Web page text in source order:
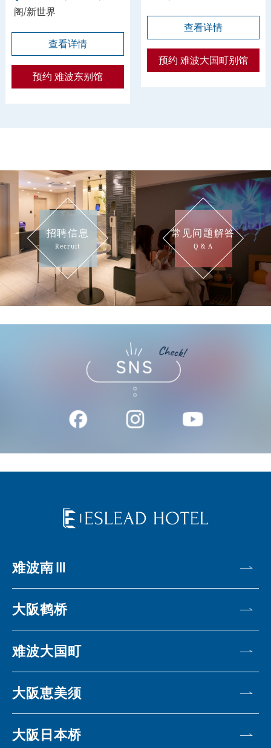
阁/新世界
查看详情
预约 难波东别馆
查看详情
预约 难波大国町别馆
招聘信息
Recruit
常见问题解答
Q & A
难波南Ⅲ
大阪鹤桥
难波大国町
大阪恵美须
大阪日本桥